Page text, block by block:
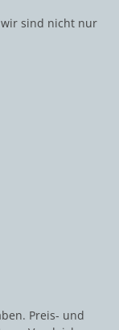
wir sind nicht nur
Preis- und